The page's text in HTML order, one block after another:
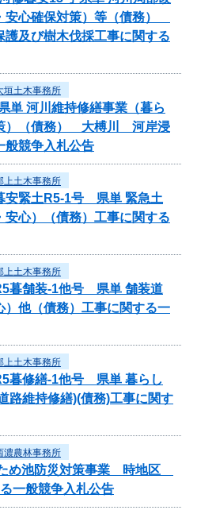
安心確保対策）等（債務）
及び樹木伐採工事に関する
垣土木事務所
単 河川維持修繕事業（暮ら
）（債務） 大榑川 河岸浸
般競争入札公告
上土木事務所
安緊土R5-1号 県単 緊急土
心）（債務）工事に関する
上土木事務所
暮舗装-1他号 県単 舗装道
）他（債務）工事に関する一
上土木事務所
暮修繕-1他号 県単 暮らし
路維持修繕)(債務)工事に関す
濃農林事務所
ため池防災対策事業 時地区
一般競争入札公告